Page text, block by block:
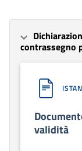
contrassegno
validità